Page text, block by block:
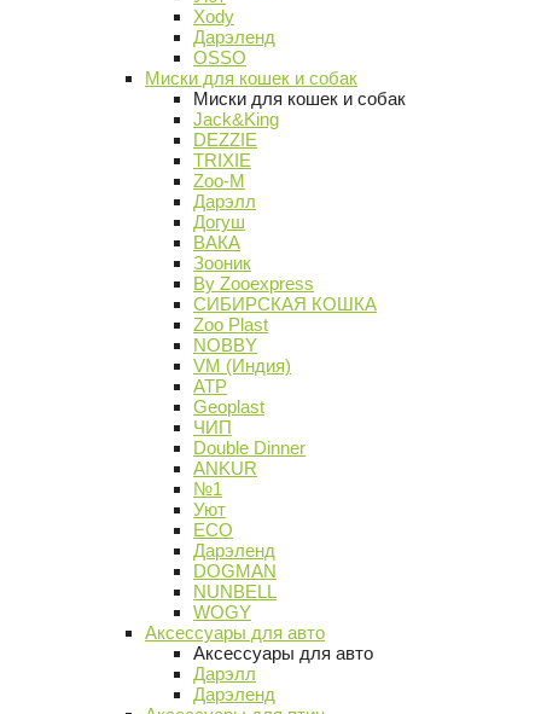
Xody
Дарэленд
OSSO
Миски для кошек и собак
Миски для кошек и собак
Jack&King
DEZZIE
TRIXIE
Zoo-M
Дарэлл
Догуш
ВАКА
Зооник
By Zooexpress
СИБИРСКАЯ КОШКА
Zoo Plast
NOBBY
VM (Индия)
АТР
Geoplast
ЧИП
Double Dinner
ANKUR
№1
Уют
ECO
Дарэленд
DOGMAN
NUNBELL
WOGY
Аксессуары для авто
Аксессуары для авто
Дарэлл
Дарэленд